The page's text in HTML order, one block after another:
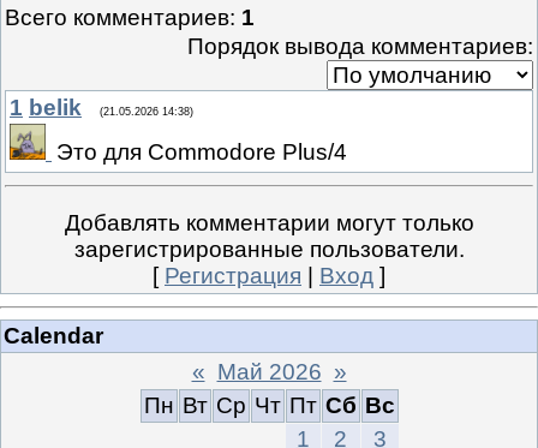
Всего комментариев: 1
Порядок вывода комментариев:
1 belik (21.05.2026 14:38)
Это для Commodore Plus/4
Добавлять комментарии могут только
зарегистрированные пользователи.
[ Регистрация Вход ]
Calendar
« Май 2026 »
Пн Вт Ср Чт Пт Сб Вс
1
2
3